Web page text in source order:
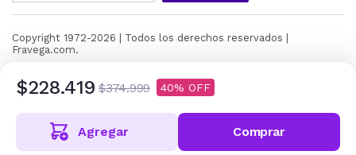
$228.419 $374.999 40
Comprar
Agregar
Copyright 1972-2026 | Todos los derechos reservados |
Fravega.com.